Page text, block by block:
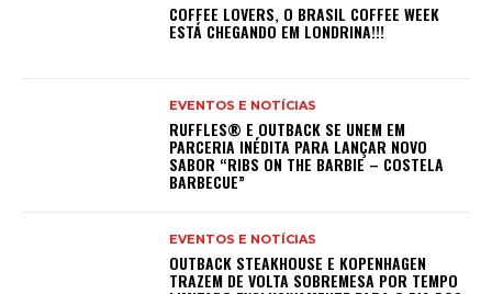
COFFEE LOVERS, O BRASIL COFFEE WEEK
ESTÁ CHEGANDO EM LONDRINA!!!
EVENTOS E NOTÍCIAS
RUFFLES® E OUTBACK SE UNEM EM
PARCERIA INÉDITA PARA LANÇAR NOVO
SABOR “RIBS ON THE BARBIE – COSTELA
BARBECUE”
EVENTOS E NOTÍCIAS
OUTBACK STEAKHOUSE E KOPENHAGEN
TRAZEM DE VOLTA SOBREMESA POR TEMPO